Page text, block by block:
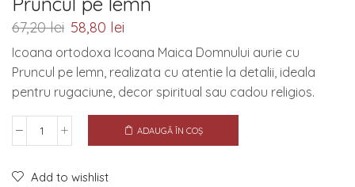
67,20lei 58,80 lei
Icoana ortodoxa Icoana Maica Domnului aurie cu
Pruncul pe lemn, realizata cu atentie la detalii, ideala
pentru rugaciune, decor spiritual sau cadou religios.
ADAUGĂ ÎN COȘ
Add to wishlist